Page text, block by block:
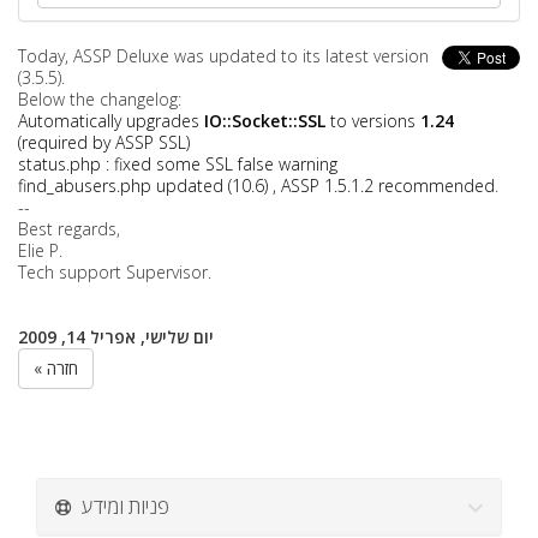
Today, ASSP Deluxe was updated to its latest version
(3.5.5).
Below the changelog:
Automatically upgrades IO::Socket::SSL to versions 1.24
(required by ASSP SSL)
status.php : fixed some SSL false warning
find_abusers.php updated (10.6) , ASSP 1.5.1.2 recommended.
--
Best regards,
Elie P.
Tech support Supervisor.
יום שלישי, אפריל 14, 2009
« חזרה
פניות ומידע